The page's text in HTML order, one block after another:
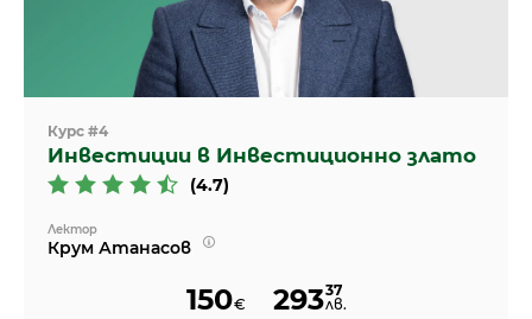
Курс #4
Инвестиции в Инвестиционно злато
(4.7)
Лектор
Крум Атанасов
29337
лв.
150€